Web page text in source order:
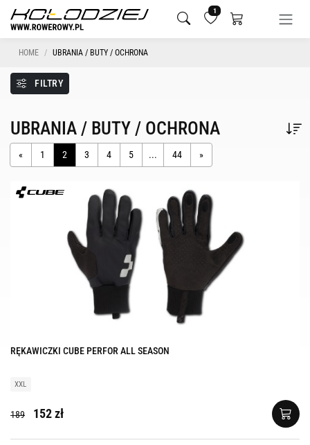
1
HOME UBRANIA / BUTY / OCHRONA
FILTRY
UBRANIA / BUTY / OCHRONA
« 1 2 3 4 5 ... 44 »
RĘKAWICZKI CUBE PERFOR ALL SEASON
XXL
189 152 zł